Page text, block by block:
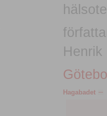
Hagabadet